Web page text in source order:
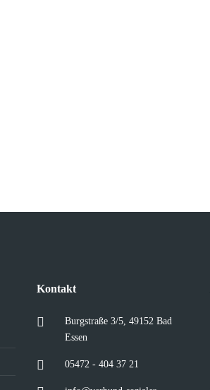
Kontakt
Burgstraße 3/5, 49152 Bad
Essen
05472 - 404 37 21